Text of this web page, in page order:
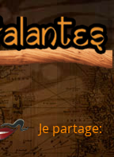
Je partage: